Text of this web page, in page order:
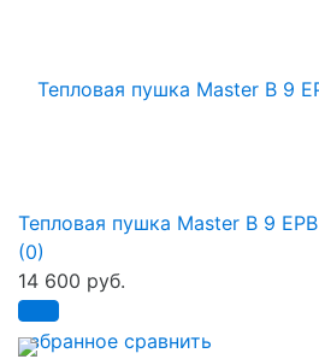
избранное сравнить
Тепловая пушка Master B 9 EPB
(0)
14 600 руб.